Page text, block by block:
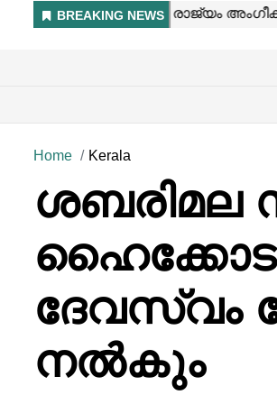
Home Kerala
ശബരിമല
ദേവസ്വം
നൽകും